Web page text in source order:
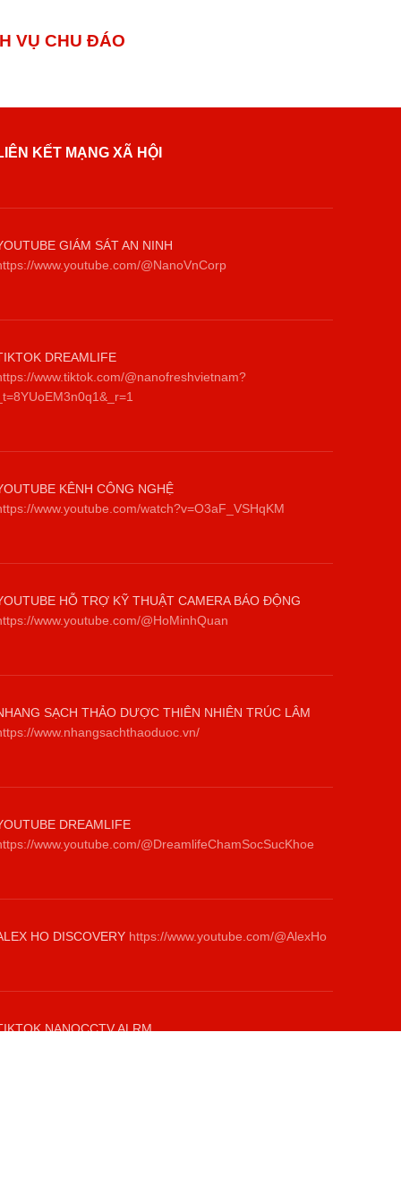
CHU ĐÁO
KẾT MẠNG XÃ HỘI
GIÁM SÁT AN NINH
www.youtube.com/@NanoVnCorp
DREAMLIFE
www.tiktok.com/@nanofreshvietnam?
_t=8YUoEM3n0q1&_r=1
KÊNH CÔNG NGHỆ
www.youtube.com/watch?v=O3aF_VSHqKM
HỖ TRỢ KỸ THUẬT CAMERA BÁO ĐỘNG
www.youtube.com/@HoMinhQuan
SẠCH THẢO DƯỢC THIÊN NHIÊN TRÚC LÂM
www.nhangsachthaoduoc.vn/
DREAMLIFE
www.youtube.com/@DreamlifeChamSocSucKhoe
HO DISCOVERY https://www.youtube.com/@AlexHo
NANOCCTV.ALRM